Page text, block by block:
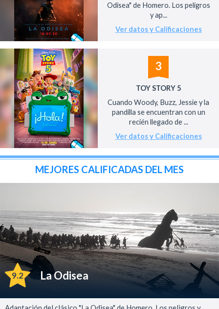
Odisea" de Homero. Los peligros
y ap...
Ver datos y Calificaciones
3
TOY STORY 5
Cuando Woody, Buzz, Jessie y la
pandilla se encuentran con un
recién llegado de ...
Ver datos y Calificaciones
MEJORES CALIFICADAS DEL MES
9.2 La Odisea